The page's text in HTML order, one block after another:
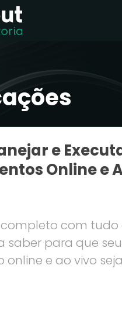
e
Online e
com tudo
saber para que seu
online e ao vivo